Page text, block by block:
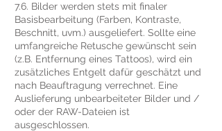
7.6. Bilder werden stets mit finaler
Basisbearbeitung (Farben, Kontraste,
Beschnitt, uvm.) ausgeliefert. Sollte eine
umfangreiche Retusche gewünscht sein
(z.B. Entfernung eines Tattoos), wird ein
zusätzliches Entgelt dafür geschätzt und
nach Beauftragung verrechnet. Eine
Auslieferung unbearbeiteter Bilder und /
oder der RAW-Dateien ist
ausgeschlossen.